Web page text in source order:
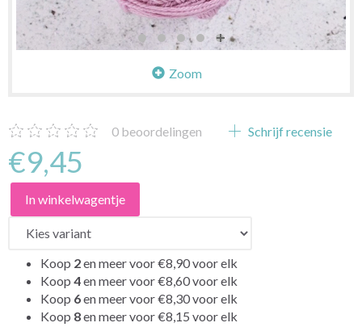
Zoom
0 beoordelingen Schrijf recensie
€9,45
In winkelwagentje
Koop 2en meer voor€8,90voor elk
Koop 4en meer voor€8,60voor elk
Koop 6en meer voor€8,30voor elk
Koop 8en meer voor€8,15 voor elk